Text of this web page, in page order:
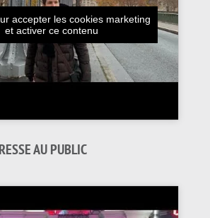
accepter les cookies marketing
et activer ce contenu
AU PUBLIC